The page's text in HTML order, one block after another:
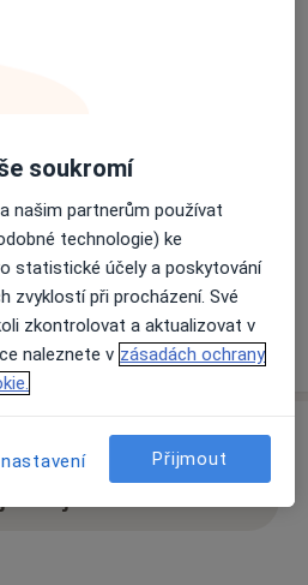
kalendář není aktivní
návštěvy)
pacienty na pojišťovnu
Víceo adrese
svůj názor
soukromí
našim partnerům používat
technologie) ke
statistické účely a poskytování
zvyklostí při procházení. Své
zkontrolovat a aktualizovat v
naleznete v zásadách ochrany
Přijmout